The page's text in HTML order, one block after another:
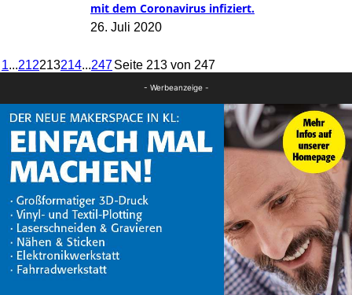
mit dem Coronavirus infiziert.
26. Juli 2020
1...212213214...247Seite 213 von 247
- Werbeanzeige -